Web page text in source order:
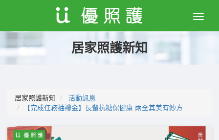
Toggle
居家照護新知
居家照護新知
活動訊息
【完成任務抽禮金】長輩抗糖保健康 兩全其美有妙方